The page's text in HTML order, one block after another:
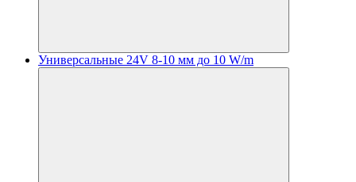
Универсальные 24V 8-10 мм до 10 W/m